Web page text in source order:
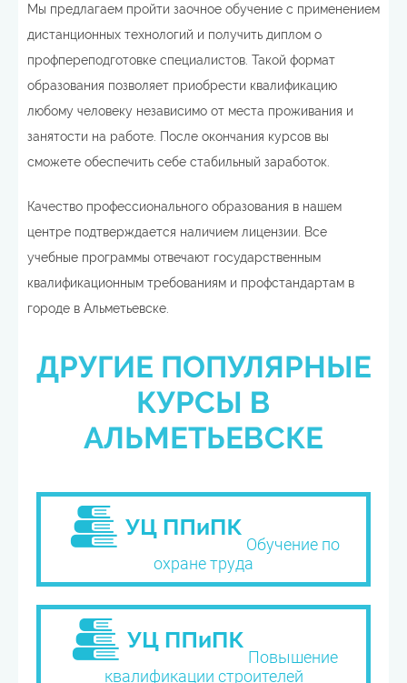
Мы предлагаем пройти заочное обучение с применением
дистанционных технологий и получить диплом о
профпереподготовке специалистов. Такой формат
образования позволяет приобрести квалификацию
любому человеку независимо от места проживания и
занятости на работе. После окончания курсов вы
сможете обеспечить себе стабильный заработок.
Качество профессионального образования в нашем
центре подтверждается наличием лицензии. Все
учебные программы отвечают государственным
квалификационным требованиям и профстандартам в
городе в Альметьевске.
ДРУГИЕ ПОПУЛЯРНЫЕ
КУРСЫ В
АЛЬМЕТЬЕВСКЕ
Обучение по
охране труда
Повышение
квалификации строителей